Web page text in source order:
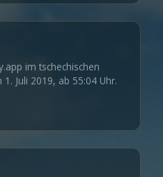
im tschechischen
Juli 2019, ab 55:04 Uhr.